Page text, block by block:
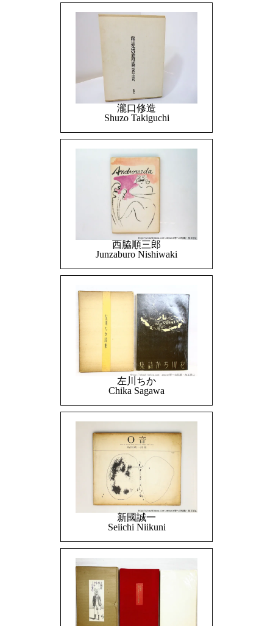
瀧口修造
Shuzo Takiguchi
西脇順三郎
Junzaburo Nishiwaki
左川ちか
Chika Sagawa
新國誠一
Seiichi Niikuni